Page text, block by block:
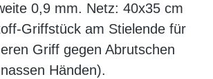
0,9 mm. Netz: 40x35 cm
Griffstück am Stielende für
Griff gegen Abrutschen
Händen).